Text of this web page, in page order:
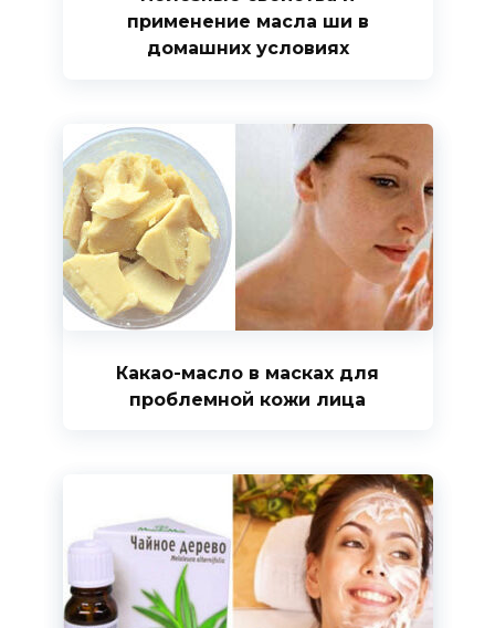
применение масла ши в
домашних условиях
Какао-масло в масках для
проблемной кожи лица